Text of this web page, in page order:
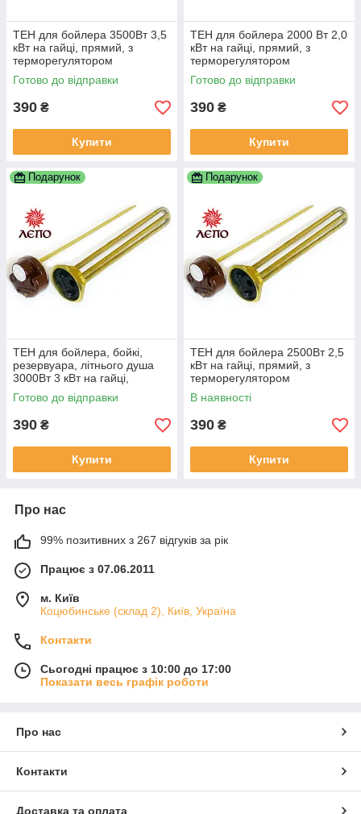
ТЕН для бойлера 3500Вт 3,5
кВт на гайці, прямий, з
терморегулятором
Готово до відправки
390 ₴
Купити
ТЕН для бойлера 2000 Вт 2,0
кВт на гайці, прямий, з
терморегулятором
Готово до відправки
390 ₴
Купити
Подарунок
ТЕН для бойлера, бойкі,
резервуара, літнього душа
3000Вт 3 кВт на гайці,
прямий, з терморегулятором
Готово до відправки
390 ₴
Купити
Подарунок
ТЕН для бойлера 2500Вт 2,5
кВт на гайці, прямий, з
терморегулятором
В наявності
390 ₴
Купити
Про нас
99% позитивних з 267 відгуків за рік
Працює з 07.06.2011
м. Київ
Коцюбинське (склад 2), Київ, Україна
Контакти
Сьогодні працює з 10:00 до 17:00
Показати весь графік роботи
Про нас
Контакти
Доставка та оплата